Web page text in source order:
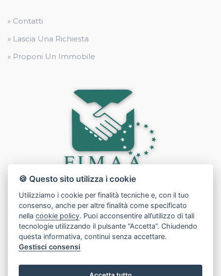
» Contatti
» Lascia Una Richiesta
» Proponi Un Immobile
🍪 Questo sito utilizza i cookie
Utilizziamo i cookie per finalità tecniche e, con il tuo
consenso, anche per altre finalità come specificato
nellacookie policy. Puoi acconsentire all’utilizzo di tali
tecnologie utilizzando il pulsante “Accetta”. Chiudendo
questa informativa, continui senza accettare.
Gestisci consensi